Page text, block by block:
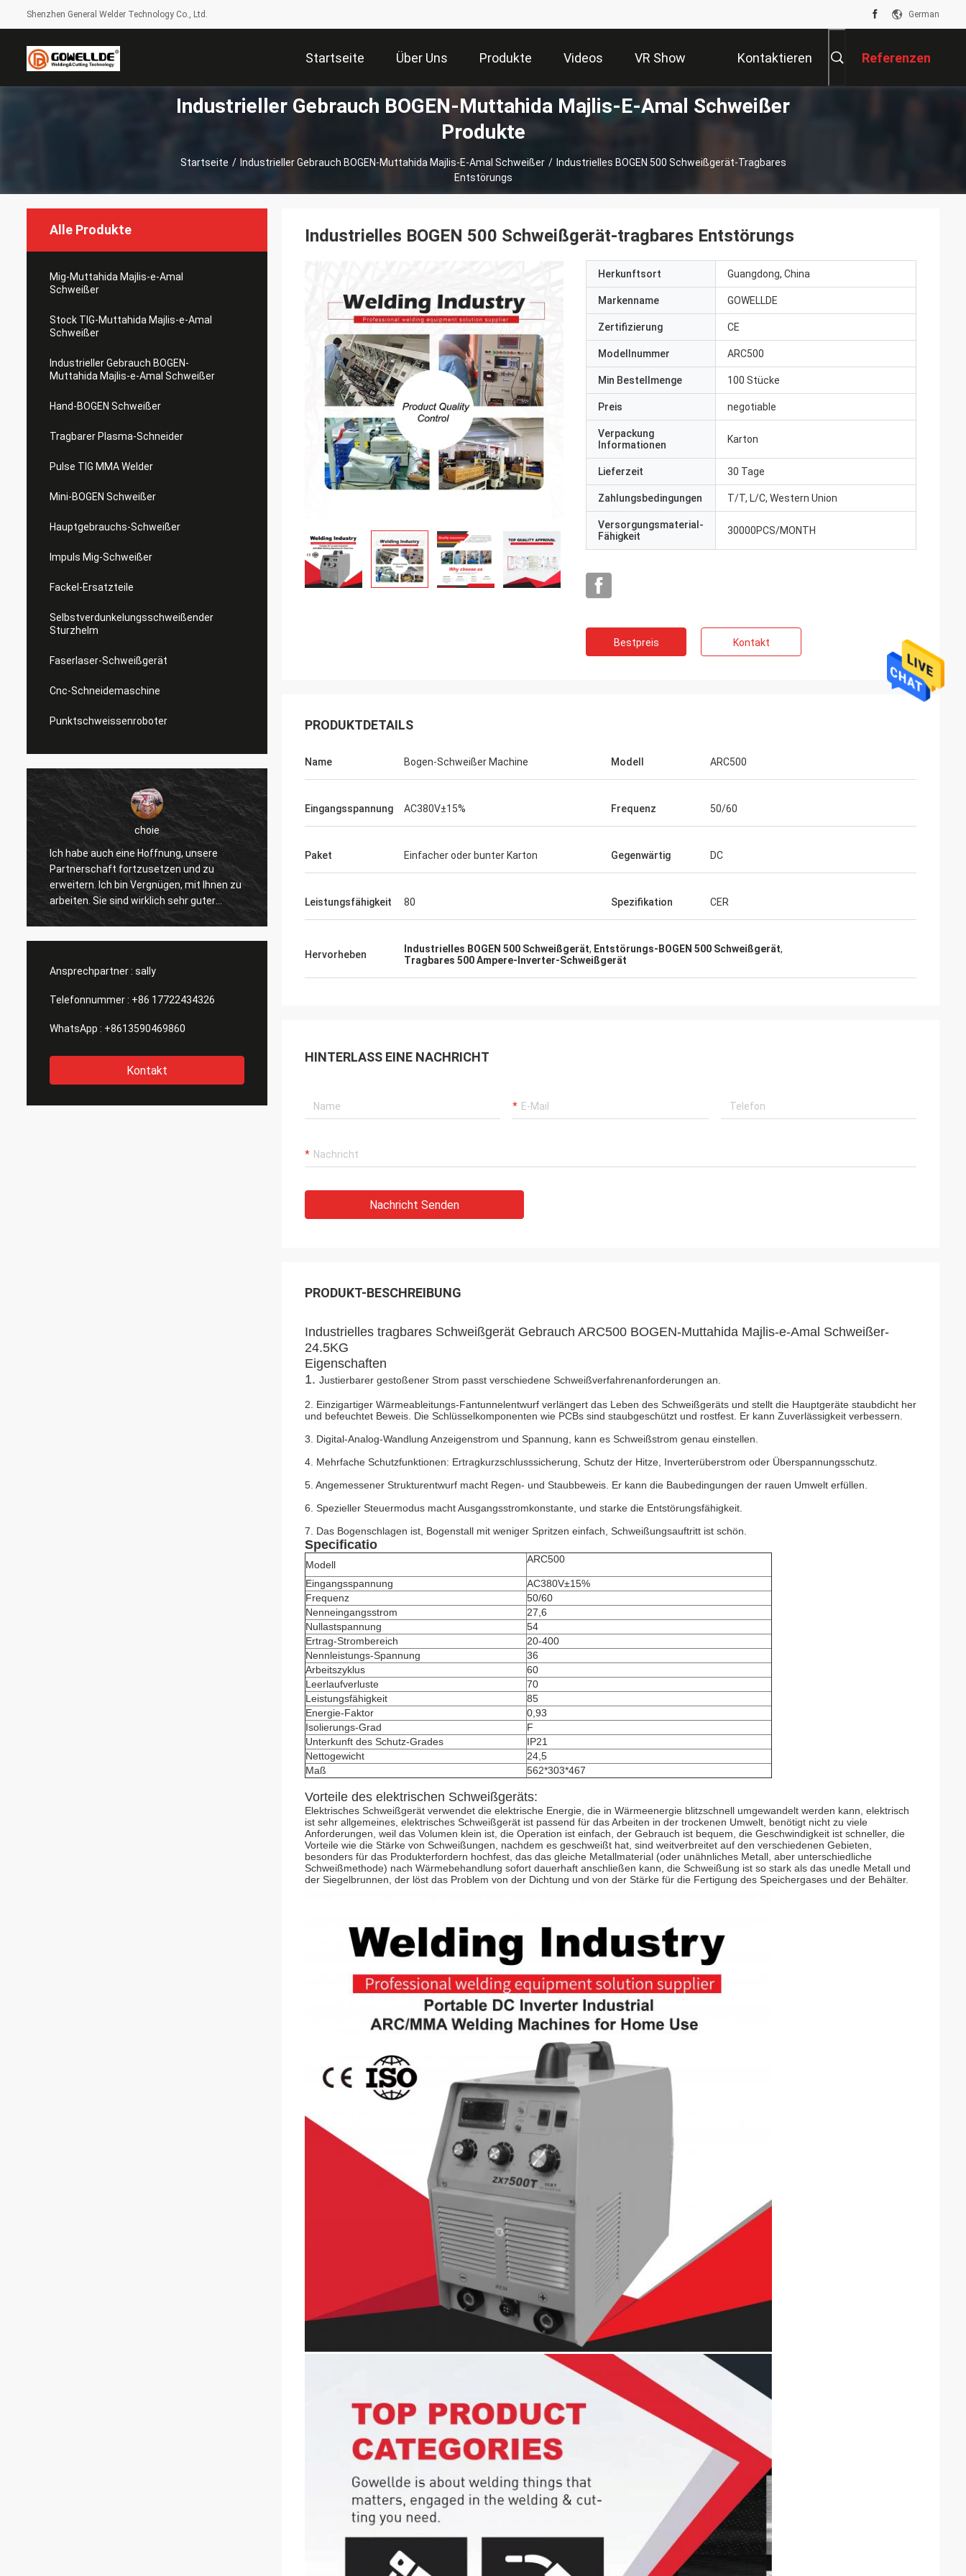
Shenzhen General Welder Technology Co., Ltd. German
Startseite Über Uns Produkte Videos VR Show Kontaktieren
Sie Uns
Referenzen
Industrieller Gebrauch BOGEN-Muttahida Majlis-E-Amal Schweißer
Produkte
Startseite / Industrieller Gebrauch BOGEN-Muttahida Majlis-E-Amal Schweißer / Industrielles BOGEN 500 Schweißgerät-Tragbares
Entstörungs
Alle Produkte
Mig-Muttahida Majlis-e-Amal
Schweißer
Stock TIG-Muttahida Majlis-e-Amal
Schweißer
Industrieller Gebrauch BOGEN-
Muttahida Majlis-e-Amal Schweißer
Hand-BOGEN Schweißer
Tragbarer Plasma-Schneider
Pulse TIG MMA Welder
Mini-BOGEN Schweißer
Hauptgebrauchs-Schweißer
Impuls Mig-Schweißer
Fackel-Ersatzteile
Selbstverdunkelungsschweißender
Sturzhelm
Faserlaser-Schweißgerät
Cnc-Schneidemaschine
Punktschweissenroboter
choie
Ich habe auch eine Hoffnung, unsere
Partnerschaft fortzusetzen und zu
erweitern. Ich bin Vergnügen, mit Ihnen zu
arbeiten. Sie sind wirklich sehr guter
Fachmann und stützen uns ständig. Die
Daniel
Ich werde zur Zusammenarbeit mit Ihnen
andere Kunden, also schätze ich Sie
Produkt zu unterzeichnen.
Ansprechpartner : sally
Telefonnummer : +86 17722434326
WhatsApp : +8613590469860
Kontakt
Industrielles BOGEN 500 Schweißgerät-tragbares Entstörungs
Herkunftsort Guangdong, China
Markenname GOWELLDE
Zertifizierung CE
Modellnummer ARC500
Min Bestellmenge 100 Stücke
Preis negotiable
Verpackung
Informationen
Karton
Lieferzeit 30 Tage
Zahlungsbedingungen T/T, L/C, Western Union
Versorgungsmaterial-
Fähigkeit
30000PCS/MONTH
Bestpreis Kontakt
PRODUKTDETAILS
Name Bogen-Schweißer Machine Modell ARC500
Eingangsspannung AC380V±15% Frequenz 50/60
Paket Einfacher oder bunter Karton Gegenwärtig DC
Leistungsfähigkeit 80 Spezifikation CER
Hervorheben Industrielles BOGEN 500 Schweißgerät, Entstörungs-BOGEN 500 Schweißgerät,
Tragbares 500 Ampere-Inverter-Schweißgerät
HINTERLASS EINE NACHRICHT
Nachricht Senden
PRODUKT-BESCHREIBUNG
Industrielles tragbares Schweißgerät Gebrauch ARC500 BOGEN-Muttahida Majlis-e-Amal Schweißer-
24.5KG
Eigenschaften
1. Justierbarer gestoßener Strom passt verschiedene Schweißverfahrenanforderungen an.
2. Einzigartiger Wärmeableitungs-Fantunnelentwurf verlängert das Leben des Schweißgeräts und stellt die Hauptgeräte staubdicht her
und befeuchtet Beweis. Die Schlüsselkomponenten wie PCBs sind staubgeschützt und rostfest. Er kann Zuverlässigkeit verbessern.
3. Digital-Analog-Wandlung Anzeigenstrom und Spannung, kann es Schweißstrom genau einstellen.
4. Mehrfache Schutzfunktionen: Ertragkurzschlusssicherung, Schutz der Hitze, Inverterüberstrom oder Überspannungsschutz.
5. Angemessener Strukturentwurf macht Regen- und Staubbeweis. Er kann die Baubedingungen der rauen Umwelt erfüllen.
6. Spezieller Steuermodus macht Ausgangsstromkonstante, und starke die Entstörungsfähigkeit.
7. Das Bogenschlagen ist, Bogenstall mit weniger Spritzen einfach, Schweißungsauftritt ist schön.
Specificatio
Modell ARC500
Eingangsspannung
AC380V±15%
Frequenz
50/60
Nenneingangsstrom
27,6
Nullastspannung
54
Ertrag-Strombereich
20-400
Nennleistungs-Spannung
36
Arbeitszyklus
60
Leerlaufverluste
70
Leistungsfähigkeit
85
Energie-Faktor
0,93
Isolierungs-Grad
F
Unterkunft des Schutz-Grades
IP21
Nettogewicht
24,5
Maß
562*303*467
Vorteile des elektrischen Schweißgeräts:
Elektrisches Schweißgerät verwendet die elektrische Energie, die in Wärmeenergie blitzschnell umgewandelt werden kann, elektrisch
ist sehr allgemeines, elektrisches Schweißgerät ist passend für das Arbeiten in der trockenen Umwelt, benötigt nicht zu viele
Anforderungen, weil das Volumen klein ist, die Operation ist einfach, der Gebrauch ist bequem, die Geschwindigkeit ist schneller, die
Vorteile wie die Stärke von Schweißungen, nachdem es geschweißt hat, sind weitverbreitet auf den verschiedenen Gebieten,
besonders für das Produkterfordern hochfest, das das gleiche Metallmaterial (oder unähnliches Metall, aber unterschiedliche
Schweißmethode) nach Wärmebehandlung sofort dauerhaft anschließen kann, die Schweißung ist so stark als das unedle Metall und
der Siegelbrunnen, der löst das Problem von der Dichtung und von der Stärke für die Fertigung des Speichergases und der Behälter.